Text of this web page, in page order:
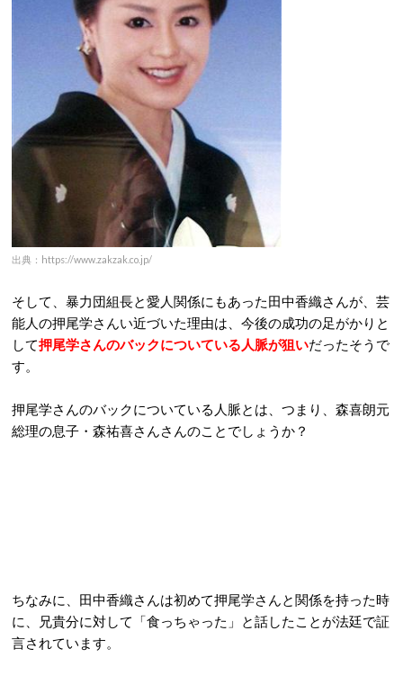
出典：https://www.zakzak.co.jp/
そして、暴力団組長と愛人関係にもあった田中香織さんが、芸
能人の押尾学さんい近づいた理由は、今後の成功の足がかりと
して押尾学さんのバックについている人脈が狙いだったそうで
す。
押尾学さんのバックについている人脈とは、つまり、森喜朗元
総理の息子・森祐喜さんさんのことでしょうか？
ちなみに、田中香織さんは初めて押尾学さんと関係を持った時
に、兄貴分に対して「食っちゃった」と話したことが法廷で証
言されています。